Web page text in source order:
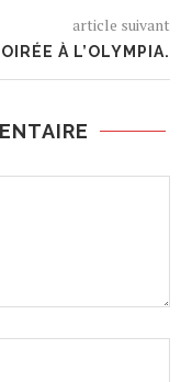
article suivant
À L’OLYMPIA.